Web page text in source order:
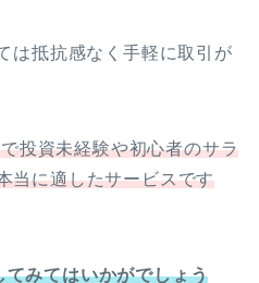
は抵抗感なく手軽に取引が
投資未経験や初心者のサラ
当に適したサービスです
みてはいかがでしょう